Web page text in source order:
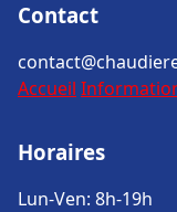
Contact
Accueil
Horaires
Lun-Ven: 8h-19h